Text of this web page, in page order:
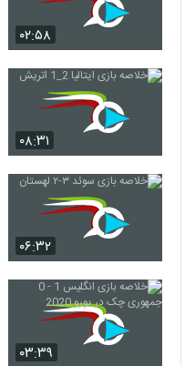
۰۲:۵۸
۰۸:۳۱
۰۶:۳۲
۰۳:۳۹